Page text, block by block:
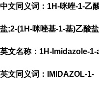
中文同义词：1H-咪唑-1-乙
盐;2-(1H-咪唑基-1-基)乙酸
英文名称：1H-Imidazole-
英文同义词：IMIDAZOL-1-